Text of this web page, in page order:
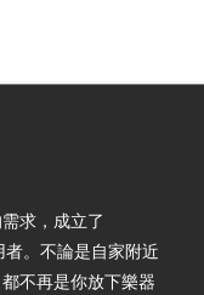
求，成立了
。不論是自家附近
不再是你放下樂器